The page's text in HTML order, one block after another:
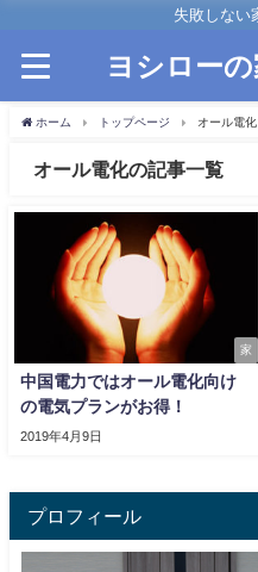
失敗しない
ヨシローの
ホーム トップページ オール電化
オール電化の記事一覧
家
中国電力ではオール電化向け
の電気プランがお得！
2019年4月9日
プロフィール